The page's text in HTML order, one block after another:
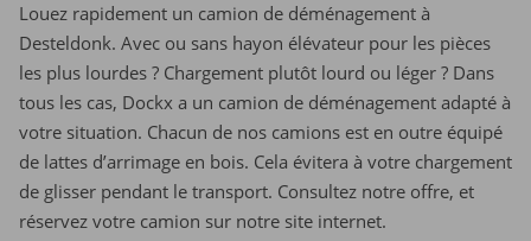
Louez rapidement un camion de déménagement à
Desteldonk. Avec ou sans hayon élévateur pour les pièces
les plus lourdes ? Chargement plutôt lourd ou léger ? Dans
tous les cas, Dockx a un camion de déménagement adapté à
votre situation. Chacun de nos camions est en outre équipé
de lattes d’arrimage en bois. Cela évitera à votre chargement
de glisser pendant le transport. Consultez notre offre, et
réservez votre camion sur notre site internet.